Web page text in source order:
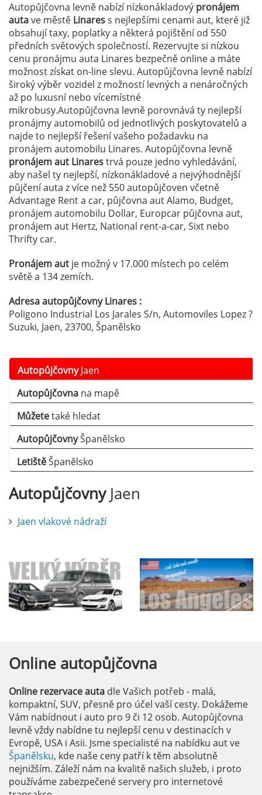
Autopůjčovna levně nabízí nízkonákladový pronájem
autave městě Linaress nejlepšími cenami aut, které již
obsahují taxy, poplatky a některá pojištění od 550
předních světových společností. Rezervujte si nízkou
cenu pronájmu auta Linares bezpečně online a máte
možnost získat on-line slevu. Autopůjčovna levně nabízí
široký výběr vozidel z možností levných a nenáročných
až po luxusní nebo vícemístné
mikrobusy.Autopůjčovna levně porovnává ty nejlepší
pronájmy automobilů od jednotlivých poskytovatelů a
najde to nejlepší řešení vašeho požadavku na
pronájem automobilu Linares. Autopůjčovna levně
pronájem aut Linarestrvá pouze jedno vyhledávání,
aby našel ty nejlepší, nízkonákladové a nejvýhodnější
půjčení auta z více než 550 autopůjčoven včetně
Advantage Rent a car, půjčovna aut Alamo, Budget,
pronájem automobilu Dollar, Europcar půjčovna aut,
pronájem aut Hertz, National rent-a-car, Sixt nebo
Thrifty car.
Pronájem aut je možný v 17.000 místech po celém
světě a 134 zemích.
Adresa autopůjčovny Linares :
Poligono Industrial Los Jarales S/n, Automoviles Lopez ?
Suzuki, Jaen, 23700, Španělsko
AutopůjčovnyJaen
Autopůjčovna na mapě
Můžetetaké hledat
AutopůjčovnyŠpanělsko
LetištěŠpanělsko
AutopůjčovnyJaen
Jaen vlakové nádraží
Online autopůjčovna
Online rezervace auta dle Vašich potřeb - malá,
kompaktní, SUV, přesně pro účel vaší cesty. Dokážeme
Vám nabídnout i auto pro 9 či 12 osob. Autopůjčovna
levně vždy nabídne tu nejlepší cenu v destinacích v
Evropě, USA i Asii. Jsme specialisté na nabídku aut ve
Španělsku, kde naše ceny patří k těm absolutně
nejnižším. Záleží nám na kvalitě našich služeb, i proto
používáme zabezpečené servery pro internetové